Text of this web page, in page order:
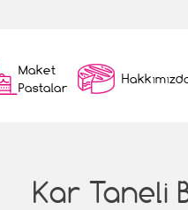
Maket
Pastalar
Kar Taneli